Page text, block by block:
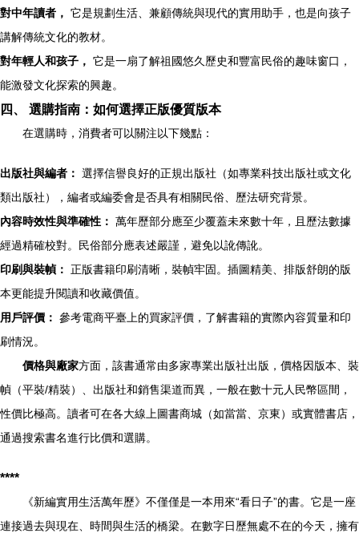
對中年讀者， 它是規劃生活、兼顧傳統與現代的實用助手，也是向孩子
講解傳統文化的教材。
對年輕人和孩子， 它是一扇了解祖國悠久歷史和豐富民俗的趣味窗口，
能激發文化探索的興趣。
四、 選購指南：如何選擇正版優質版本
在選購時，消費者可以關注以下幾點：
出版社與編者： 選擇信譽良好的正規出版社（如專業科技出版社或文化
類出版社），編者或編委會是否具有相關民俗、歷法研究背景。
內容時效性與準確性： 萬年歷部分應至少覆蓋未來數十年，且歷法數據
經過精確校對。民俗部分應表述嚴謹，避免以訛傳訛。
印刷與裝幀： 正版書籍印刷清晰，裝幀牢固。插圖精美、排版舒朗的版
本更能提升閱讀和收藏價值。
用戶評價： 參考電商平臺上的買家評價，了解書籍的實際內容質量和印
刷情況。
價格與廠家方面，該書通常由多家專業出版社出版，價格因版本、裝
幀（平裝/精裝）、出版社和銷售渠道而異，一般在數十元人民幣區間，
性價比極高。讀者可在各大線上圖書商城（如當當、京東）或實體書店，
通過搜索書名進行比價和選購。
****
《新編實用生活萬年歷》不僅僅是一本用來“看日子”的書。它是一座
連接過去與現在、時間與生活的橋梁。在數字日歷無處不在的今天，擁有